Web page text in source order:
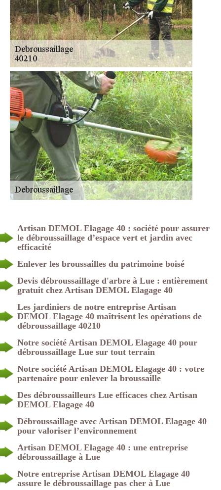
Artisan DEMOL Elagage 40 : société pour assurer
le débroussaillage d’espace vert et jardin avec
efficacité
Enlever les broussailles du patrimoine boisé
Devis débroussaillage d'arbre à Lue : entièrement
gratuit chez Artisan DEMOL Elagage 40
Les jardiniers de notre entreprise Artisan
DEMOL Elagage 40 maîtrisent les opérations de
débroussaillage 40210
Notre société Artisan DEMOL Elagage 40 pour
débroussaillage Lue sur tout terrain
Notre société Artisan DEMOL Elagage 40 : votre
partenaire pour enlever la broussaille
Des débroussailleurs Lue efficaces chez Artisan
DEMOL Elagage 40
Débroussaillage avec Artisan DEMOL Elagage 40
pour valoriser l’environnement
Artisan DEMOL Elagage 40 : une entreprise
débroussaillage à Lue
Notre entreprise Artisan DEMOL Elagage 40
assure le débroussaillage pas cher à Lue